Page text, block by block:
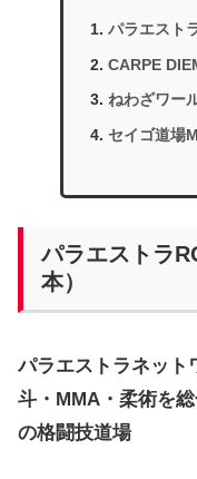
パラエスト
CARPE
ねわざワー
セイゴ道場
パラエストラ
本）
パラエストラネット
斗・MMA・柔術を
の格闘技道場